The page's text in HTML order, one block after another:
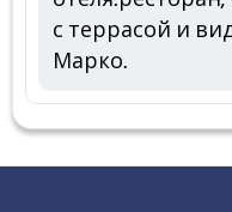
с террасой и
Марко.